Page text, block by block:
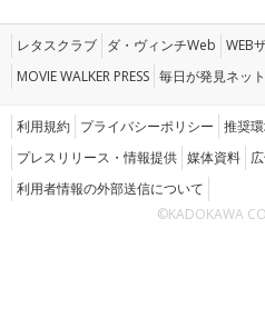
レタスクラブ ダ・ヴィンチWeb WEB
MOVIE WALKER PRESS 毎日が発見ネット
利用規約 プライバシーポリシー 推奨
プレスリリース・情報提供 媒体資料
利用者情報の外部送信について
©KADOKAWA